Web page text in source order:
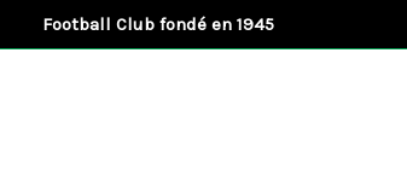
au
Football Club fondé en 1945